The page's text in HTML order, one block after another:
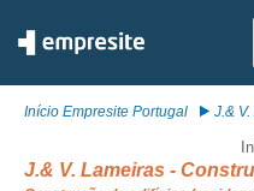
Início Empresite Portugal J.&
J.& V. Lameiras -